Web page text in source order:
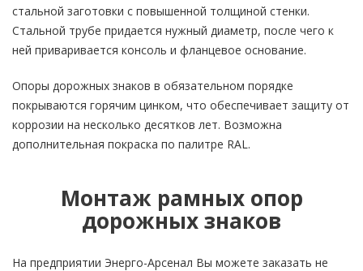
стальной заготовки с повышенной толщиной стенки.
Стальной трубе придается нужный диаметр, после чего к
ней приваривается консоль и фланцевое основание.
Опоры дорожных знаков в обязательном порядке
покрываются горячим цинком, что обеспечивает защиту от
коррозии на несколько десятков лет. Возможна
дополнительная покраска по палитре RAL.
Монтаж рамных опор
дорожных знаков
На предприятии Энерго-Арсенал Вы можете заказать не